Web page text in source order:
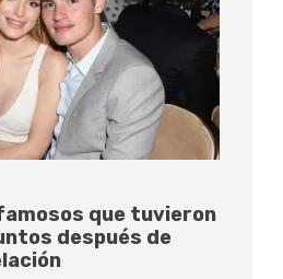
que tuvieron
después de